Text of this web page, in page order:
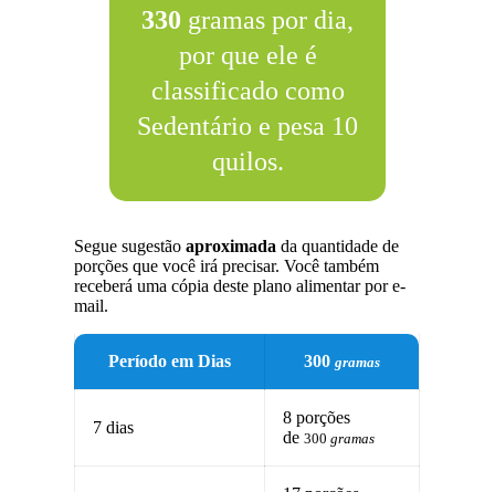
330 gramas por dia,
por que ele é
classificado como
Sedentário e pesa 10
quilos.
Segue sugestãoaproximada da quantidade de
porções que você irá precisar. Você também
receberá uma cópia deste plano alimentar por e-
mail.
Período em Dias 300gramas
7 dias
8 porções
de300gramas